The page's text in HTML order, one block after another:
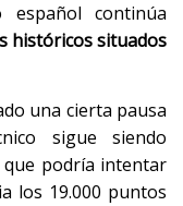
español continúa
históricos situados
una cierta pausa
sigue siendo
podría intentar
los 19.000 puntos